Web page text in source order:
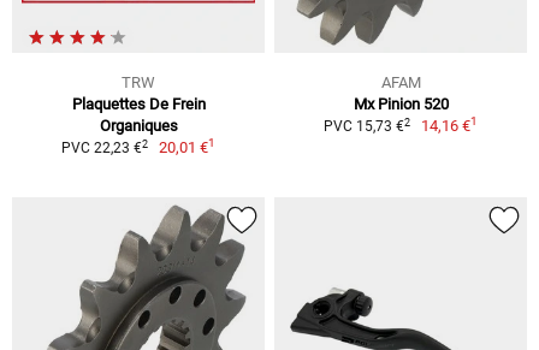
TRW
Plaquettes De Frein
Organiques
PVC 22,23 €2 20,01 €1
AFAM
Mx Pinion 520
PVC 15,73 €2 14,16 €1